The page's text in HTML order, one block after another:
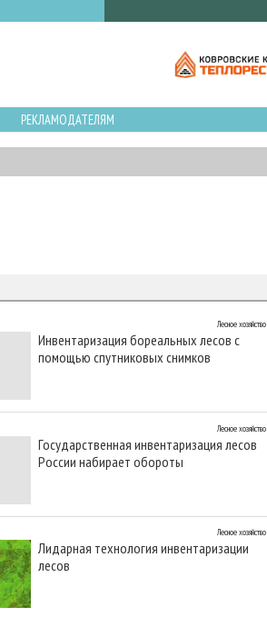
РЕКЛАМОДАТЕЛЯМ
Лесное хозяйство
Инвентаризация бореальных лесов с
помощью спутниковых снимков
Лесное хозяйство
Государственная инвентаризация лесов
России набирает обороты
Лесное хозяйство
Лидарная технология инвентаризации
лесов